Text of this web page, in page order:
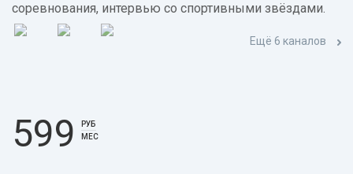
соревнования, интервью со спортивными звёздами.
Ещё 6 каналов
599
РУБ
МЕС